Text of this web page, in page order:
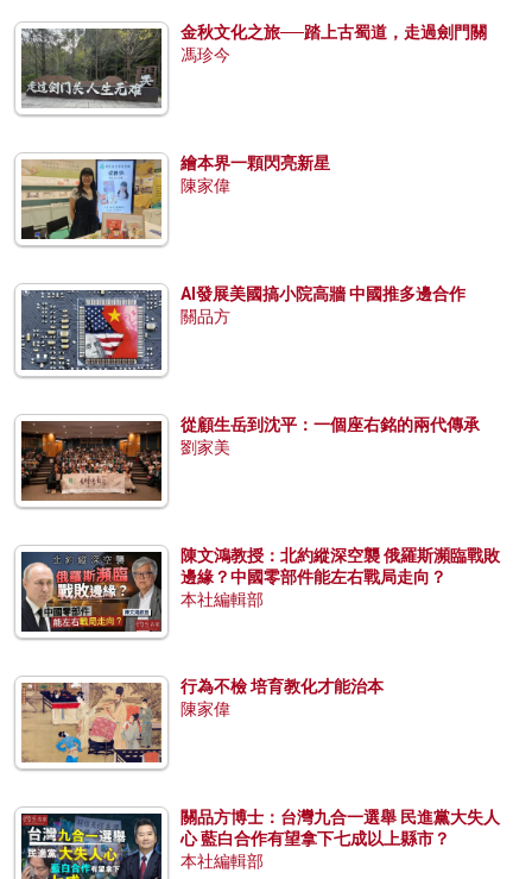
金秋文化之旅──踏上古蜀道，走過劍門關
馮珍今
繪本界一顆閃亮新星
陳家偉
AI發展美國搞小院高牆 中國推多邊合作
關品方
從顧生岳到沈平：一個座右銘的兩代傳承
劉家美
陳文鴻教授：北約縱深空襲 俄羅斯瀕臨戰敗
邊緣？中國零部件能左右戰局走向？
本社編輯部
行為不檢 培育教化才能治本
陳家偉
關品方博士：台灣九合一選舉 民進黨大失人
心 藍白合作有望拿下七成以上縣市？
本社編輯部